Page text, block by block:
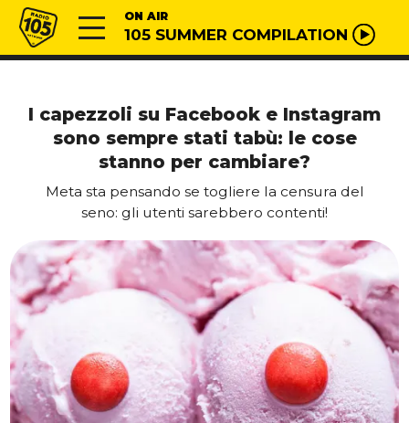
Vai al contenuto
Radio 105 ON AIR
105 SUMMER COMPILATION
I capezzoli su Facebook e Instagram
sono sempre stati tabù: le cose
stanno per cambiare?
Meta sta pensando se togliere la censura del
seno: gli utenti sarebbero contenti!